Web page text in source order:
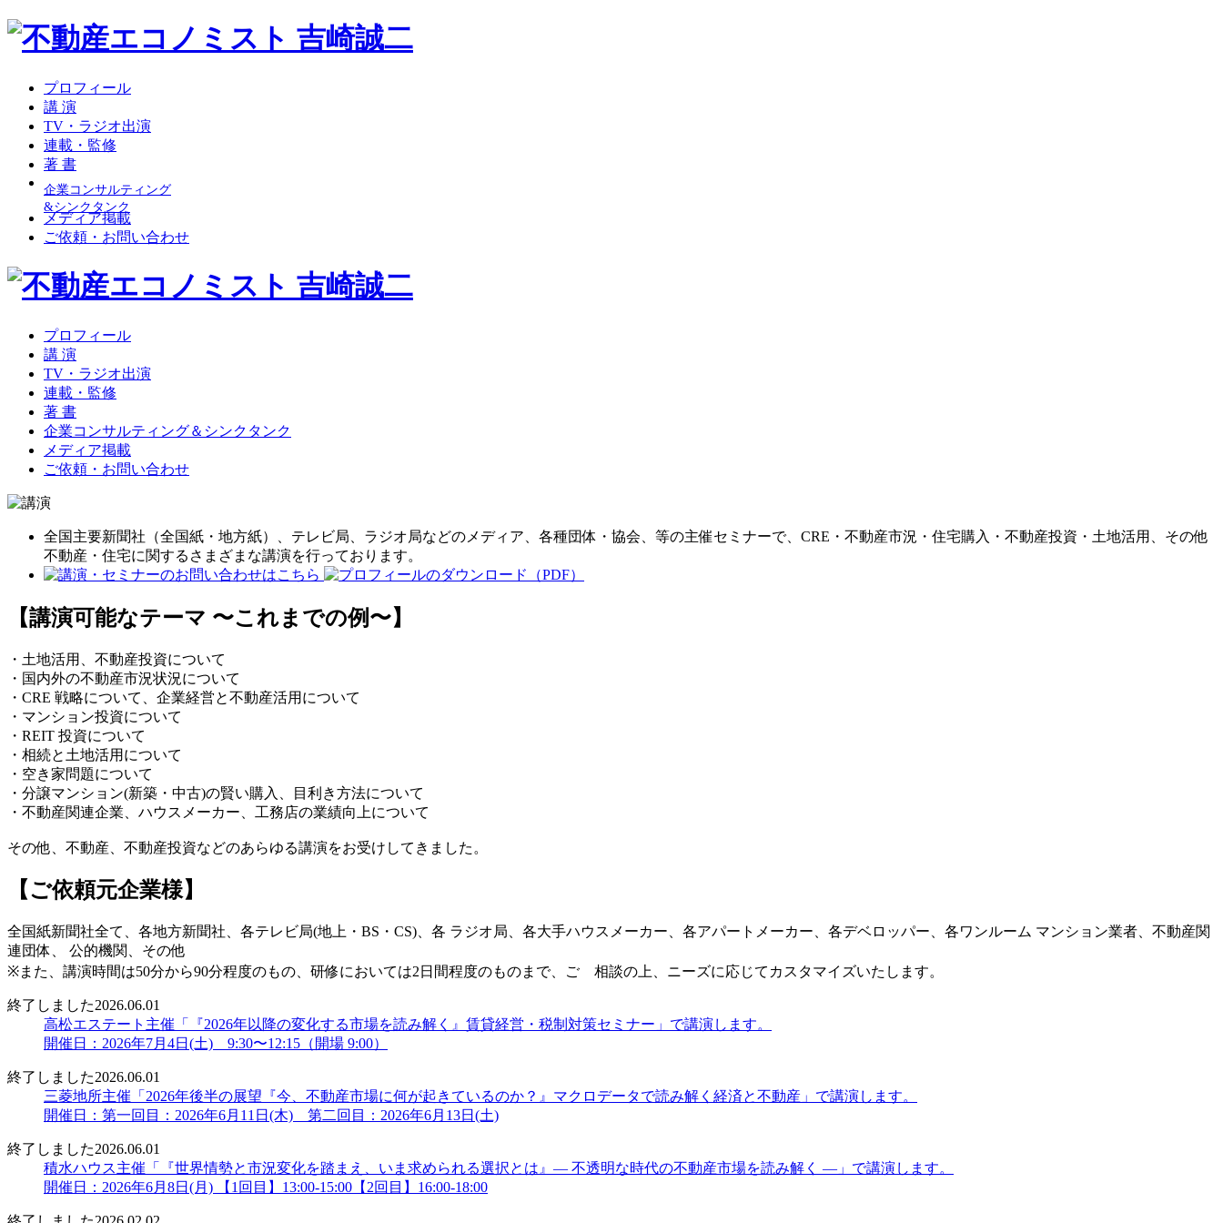
プロフィール
講 演
TV・ラジオ出演
連載・監修
著 書
企業コンサルティング
&シンクタンク
メディア掲載
ご依頼・お問い合わせ
プロフィール
講 演
TV・ラジオ出演
連載・監修
著 書
企業コンサルティング＆シンクタンク
メディア掲載
ご依頼・お問い合わせ
全国主要新聞社（全国紙・地方紙）、テレビ局、ラジオ局などのメディア、各種団体・協会、等の主催セミナーで、CRE・不動産市況・住宅購入・不動産投資・土地活用、その他
不動産・住宅に関するさまざまな講演を行っております。
【講演可能なテーマ 〜これまでの例〜】
・土地活用、不動産投資について
・国内外の不動産市況状況について
・CRE 戦略について、企業経営と不動産活用について
・マンション投資について
・REIT 投資について
・相続と土地活用について
・空き家問題について
・分譲マンション(新築・中古)の賢い購入、目利き方法について
・不動産関連企業、ハウスメーカー、工務店の業績向上について
その他、不動産、不動産投資などのあらゆる講演をお受けしてきました。
【ご依頼元企業様】
全国紙新聞社全て、各地方新聞社、各テレビ局(地上・BS・CS)、各 ラジオ局、各大手ハウスメーカー、各アパートメーカー、各デベロッパー、各ワンルーム マンション業者、不動産関
連団体、 公的機関、その他
※また、講演時間は50分から90分程度のもの、研修においては2日間程度のものまで、ご゙相談の上、ニーズに応じてカスタマイズいたします。
終了しました2026.06.01
高松エステート主催「『2026年以降の変化する市場を読み解く』賃貸経営・税制対策セミナー」で講演します。
開催日：2026年7月4日(土) 9:30〜12:15（開場 9:00）
終了しました2026.06.01
三菱地所主催「2026年後半の展望『今、不動産市場に何が起きているのか？』マクロデータで読み解く経済と不動産」で講演します。
開催日：第一回目：2026年6月11日(木) 第二回目：2026年6月13日(土)
終了しました2026.06.01
積水ハウス主催「『世界情勢と市況変化を踏まえ、いま求められる選択とは』― 不透明な時代の不動産市場を読み解く ―」で講演します。
開催日：2026年6月8日(月) 【1回目】13:00-15:00【2回目】16:00-18:00